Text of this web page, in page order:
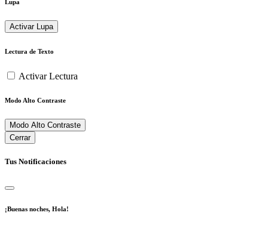
Lupa
Activar Lupa
Lectura de Texto
Activar Lectura
Modo Alto Contraste
Modo Alto Contraste
Cerrar
Tus Notificaciones
¡Buenas noches, Hola!